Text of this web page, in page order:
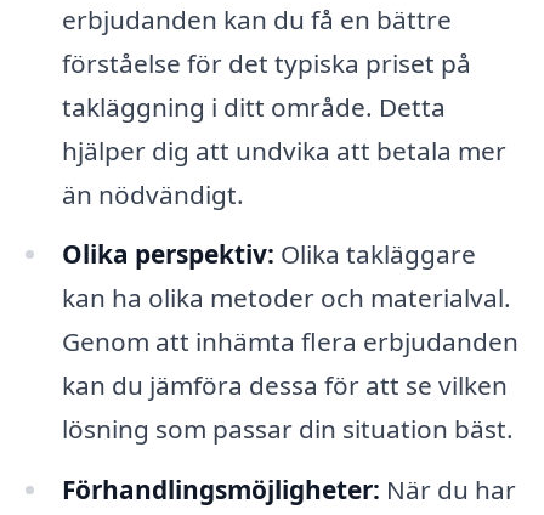
erbjudanden kan du få en bättre
förståelse för det typiska priset på
takläggning i ditt område. Detta
hjälper dig att undvika att betala mer
än nödvändigt.
Olika perspektiv: Olika takläggare
kan ha olika metoder och materialval.
Genom att inhämta flera erbjudanden
kan du jämföra dessa för att se vilken
lösning som passar din situation bäst.
Förhandlingsmöjligheter: När du har